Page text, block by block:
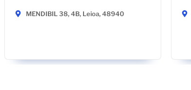
MENDIBIL 38, 4B, Leioa, 48940